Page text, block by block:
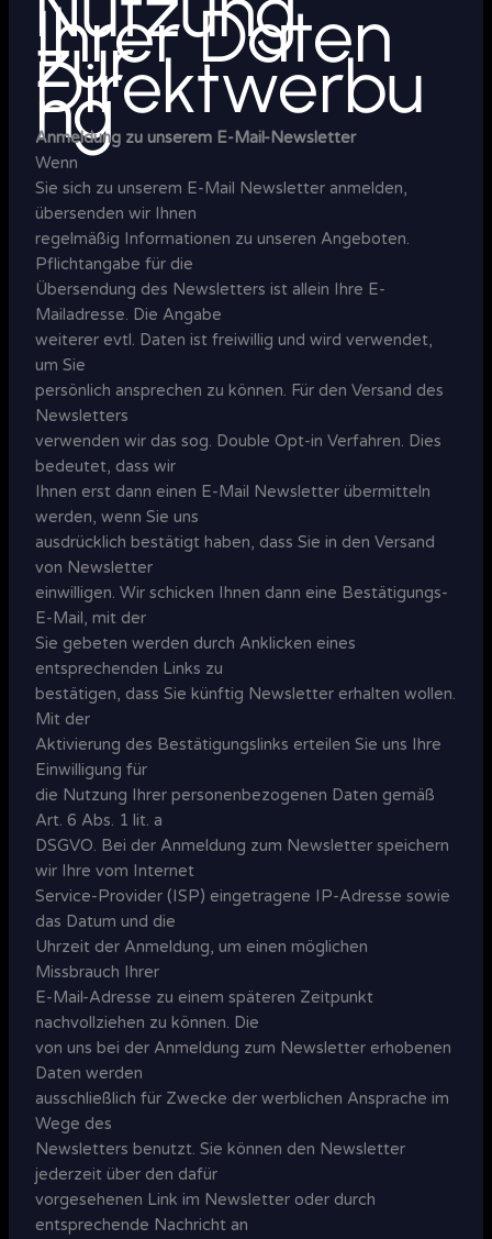
Ihrer Daten
zur
Direktwerbu
ng
Anmeldung zu unserem E-Mail-Newsletter
Wenn
Sie sich zu unserem E-Mail Newsletter anmelden,
übersenden wir Ihnen
regelmäßig Informationen zu unseren Angeboten.
Pflichtangabe für die
Übersendung des Newsletters ist allein Ihre E-
Mailadresse. Die Angabe
weiterer evtl. Daten ist freiwillig und wird verwendet,
um Sie
persönlich ansprechen zu können. Für den Versand des
Newsletters
verwenden wir das sog. Double Opt-in Verfahren. Dies
bedeutet, dass wir
Ihnen erst dann einen E-Mail Newsletter übermitteln
werden, wenn Sie uns
ausdrücklich bestätigt haben, dass Sie in den Versand
von Newsletter
einwilligen. Wir schicken Ihnen dann eine Bestätigungs-
E-Mail, mit der
Sie gebeten werden durch Anklicken eines
entsprechenden Links zu
bestätigen, dass Sie künftig Newsletter erhalten wollen.
Mit der
Aktivierung des Bestätigungslinks erteilen Sie uns Ihre
Einwilligung für
die Nutzung Ihrer personenbezogenen Daten gemäß
Art. 6 Abs. 1 lit. a
DSGVO. Bei der Anmeldung zum Newsletter speichern
wir Ihre vom Internet
Service-Provider (ISP) eingetragene IP-Adresse sowie
das Datum und die
Uhrzeit der Anmeldung, um einen möglichen
Missbrauch Ihrer
E-Mail-Adresse zu einem späteren Zeitpunkt
nachvollziehen zu können. Die
von uns bei der Anmeldung zum Newsletter erhobenen
Daten werden
ausschließlich für Zwecke der werblichen Ansprache im
Wege des
Newsletters benutzt. Sie können den Newsletter
jederzeit über den dafür
vorgesehenen Link im Newsletter oder durch
entsprechende Nachricht an